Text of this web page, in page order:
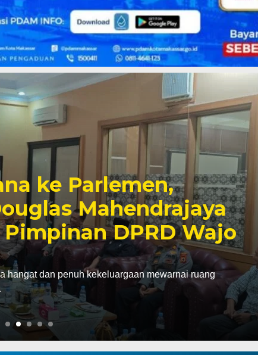
Kabagbinkar,
Tekankan
Demi
hari pertama pelaksanaan tugas sebagai
Biro SDM…